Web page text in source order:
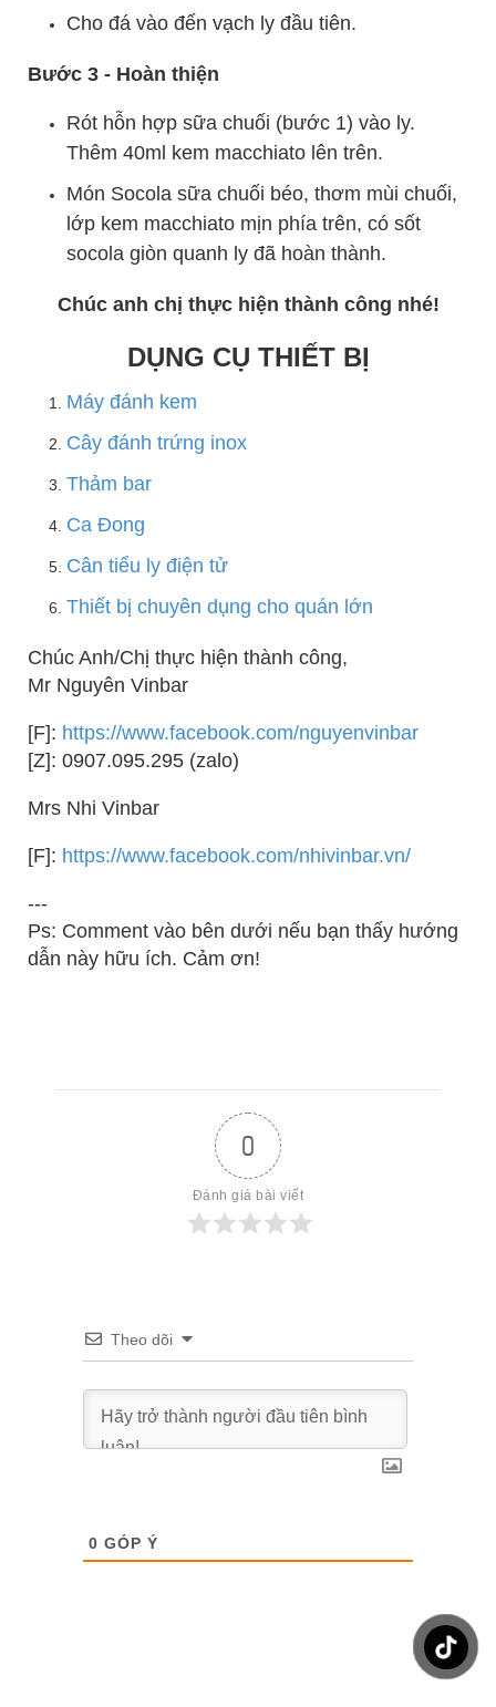
Cho đá vào đến vạch ly đầu tiên.
Bước 3 - Hoàn thiện
Rót hỗn hợp sữa chuối (bước 1) vào ly.
Thêm 40ml kem macchiato lên trên.
Món Socola sữa chuối béo, thơm mùi chuối,
lớp kem macchiato mịn phía trên, có sốt
socola giòn quanh ly đã hoàn thành.
Chúc anh chị thực hiện thành công nhé!
DỤNG CỤ THIẾT BỊ
Máy đánh kem
Cây đánh trứng inox
Thảm bar
Ca Đong
Cân tiểu ly điện tử
Thiết bị chuyên dụng cho quán lớn
Chúc Anh/Chị thực hiện thành công,
Mr Nguyên Vinbar
[F]: https://www.facebook.com/nguyenvinbar
[Z]: 0907.095.295 (zalo)
Mrs Nhi Vinbar
[F]: https://www.facebook.com/nhivinbar.vn/
---
Ps: Comment vào bên dưới nếu bạn thấy hướng
dẫn này hữu ích. Cảm ơn!
0
Đánh giá bài viết
Theo dõi
0 GÓP Ý